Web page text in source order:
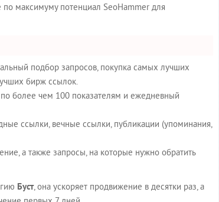
максимуму потенциал SeoHammer для
подбор запросов, покупка самых лучших
бирж ссылок.
более чем 100 показателям и ежедневный
ссылки, вечные ссылки, публикации (упоминания,
а также запросы, на которые нужно обратить
Буст, она ускоряет продвижение в десятки раз, а